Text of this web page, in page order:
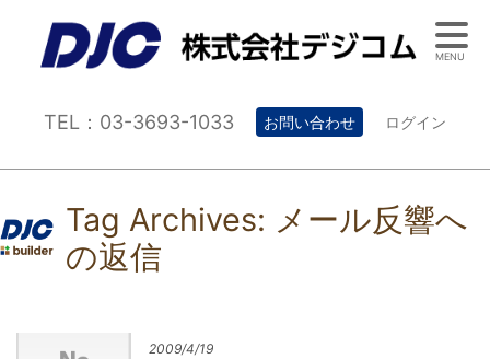
TEL：03-3693-1033 お問い合わせ ログイン
Tag Archives: メール反響へ
の返信
2009/4/19
MENU